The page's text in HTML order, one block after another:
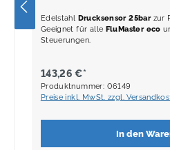
Edelstahl Drucksensor 25barzur
Geeignet für alle FluMaster eco
Steuerungen.
143,26 €*
Produktnummer: 06149
Preise inkl. MwSt. zzgl.
In den